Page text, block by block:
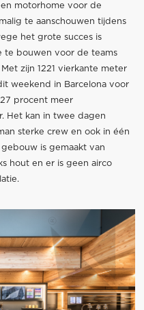
motorhome voor de
te aanschouwen tijdens
het grote succes is
te bouwen voor de teams
zijn 1221 vierkante meter
weekend in Barcelona voor
procent meer
Het kan in twee dagen
sterke crew en ook in één
is gemaakt van
hout en er is geen airco